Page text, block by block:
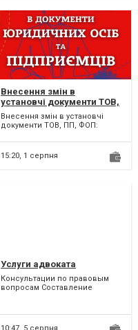
Внесення змін в
установчі документи ТОВ,
ПП, ФОП (недорого)
Внесення змін в установчі
документи ТОВ, ПП, ФОП:
до установчих документі...
15:20, 1 серпня
Услуги адвоката
Консультации по правовым
вопросам Составление
Пре...